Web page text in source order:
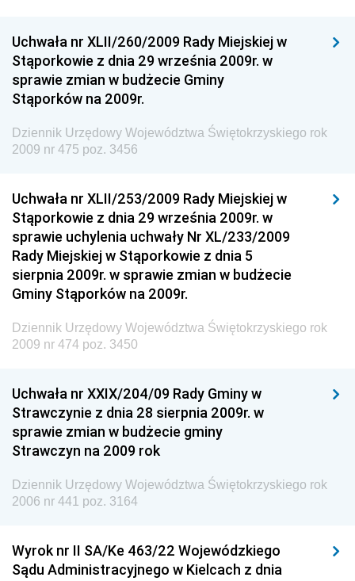
Dziennik Urzędowy Ministra Rozwoju i Technologii
Dziennik Urzędowy Ministra Spraw Zagranicznych
Dziennik Urzędowy Centralnego Biura
Dziennik Urzędowy Agencji Bezpieczeństwa
Dziennik Urzędowy Urzędu Patentowego
Rzeczypospolitej Polskiej
Dziennik Urzędowy Generalnej Dyrekcji Dróg
Krajowych i Autostrad
Dziennik Urzędowy Ministra Środowiska
Dziennik Urzędowy Ministra Edukacji
Dziennik Urzędowy Ministra Przemysłu
Dziennik Urzędowy Ministra Finansów i Gospodarki
Dziennik Urzędowy Ministra do Spraw Unii
Dziennik Urzędowy Agencji Wywiadu
Uchwała nr XLII/260/2009 Rady Miejskiej w
Stąporkowie z dnia 29 września 2009r. w
sprawie zmian w budżecie Gminy
Stąporków na 2009r.
Dziennik Urzędowy Województwa Świętokrzyskiego rok
2009 nr 475 poz. 3456
Uchwała nr XLII/253/2009 Rady Miejskiej w
Stąporkowie z dnia 29 września 2009r. w
sprawie uchylenia uchwały Nr XL/233/2009
Rady Miejskiej w Stąporkowie z dnia 5
sierpnia 2009r. w sprawie zmian w budżecie
Gminy Stąporków na 2009r.
Dziennik Urzędowy Województwa Świętokrzyskiego rok
2009 nr 474 poz. 3450
Uchwała nr XXIX/204/09 Rady Gminy w
Strawczynie z dnia 28 sierpnia 2009r. w
sprawie zmian w budżecie gminy
Strawczyn na 2009 rok
Dziennik Urzędowy Województwa Świętokrzyskiego rok
2006 nr 441 poz. 3164
Wyrok nr II SA/Ke 463/22 Wojewódzkiego
Sądu Administracyjnego w Kielcach z dnia